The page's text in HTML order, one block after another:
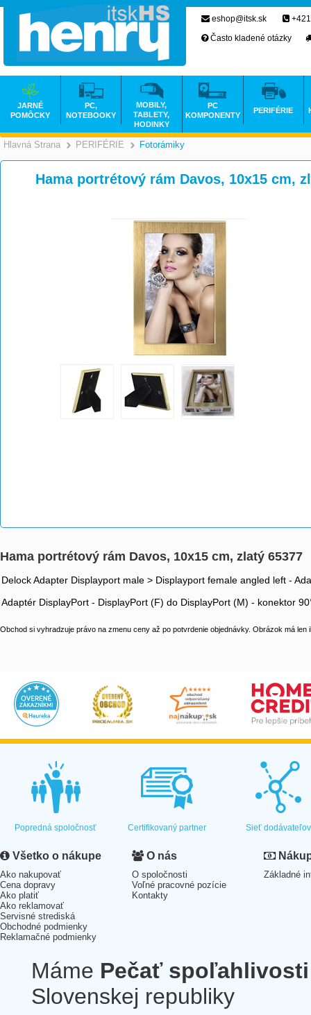
Hlavná Strana >
PERIFÉRIE >
Fotorámiky
Hama portrétový rám Davos, 10x15 cm,
Hama portrétový rám Davos, 10x15 cm, zlatý 65377
Delock Adapter Displayport male > Displayport female angled left -
Adaptér DisplayPort - DisplayPort (F) do DisplayPort (M) - konektor
Obchod si vyhradzuje právo na zmenu ceny až po potvrdenie objednávky. Obrázok má len
eshop@itsk.sk
Často kladené otázky
JARNÉ
POMÔCKY
PC,
NOTEBOOKY
MOBILY,
TABLETY,
HODINKY
PC
KOMPONENTY
PERIFÉRIE
Popredná spoločnosť Certifikovaný partner Sieť dodávateľov
Všetko o nákupe
Ako nakupovať
Cena dopravy
Ako platiť
Ako reklamovať
Servisné strediská
Obchodné podmienky
Reklamačné podmienky
O nás
O spoločnosti
Voľné pracovné pozície
Kontakty
Základné
Máme Pečať spoľahlivosti
Slovenskej republiky